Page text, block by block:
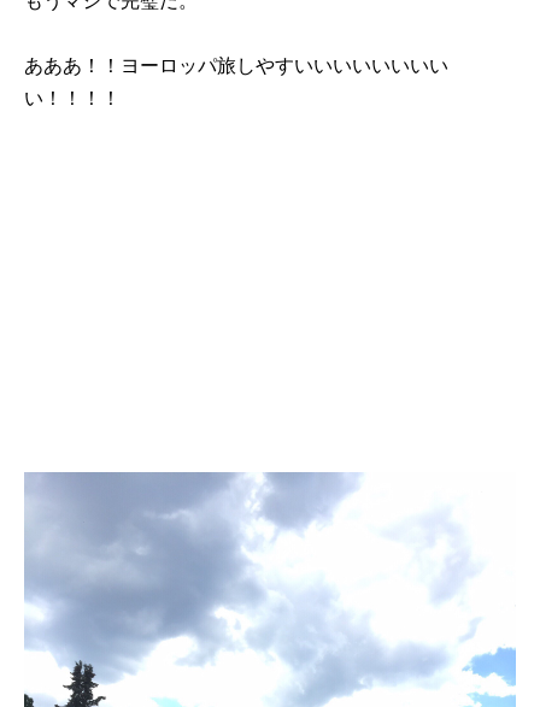
あああ！！ヨーロッパ旅しやすいいいいいいいい
い！！！！